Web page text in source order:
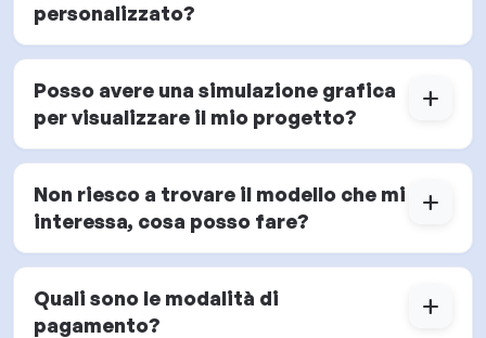
personalizzato?
Posso avere una simulazione grafica
per visualizzare il mio progetto?
add
Non riesco a trovare il modello che mi
interessa, cosa posso fare?
add
Quali sono le modalità di
pagamento?
add